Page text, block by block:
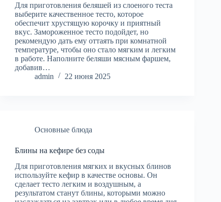
Для приготовления беляшей из слоеного теста
выберите качественное тесто, которое
обеспечит хрустящую корочку и приятный
вкус. Замороженное тесто подойдет, но
рекомендую дать ему оттаять при комнатной
температуре, чтобы оно стало мягким и легким
в работе. Наполните беляши мясным фаршем,
добавив…
admin
22 июня 2025
Основные блюда
Блины на кефире без соды
Для приготовления мягких и вкусных блинов
используйте кефир в качестве основы. Он
сделает тесто легким и воздушным, а
результатом станут блины, которыми можно